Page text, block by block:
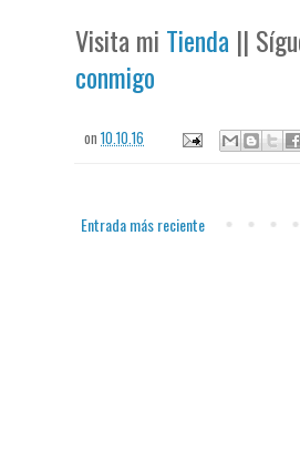
Visita mi Tienda ||
conmigo
on10.10.16
Entrada más reciente